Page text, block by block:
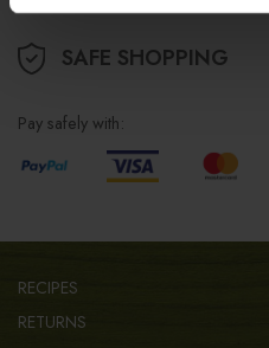
SAFE SHOPPING
Pay safely with:
RECIPES
RETURNS